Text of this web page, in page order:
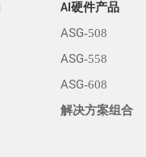
AI硬件产品
ASG-508
ASG-558
ASG-608
解决方案组合